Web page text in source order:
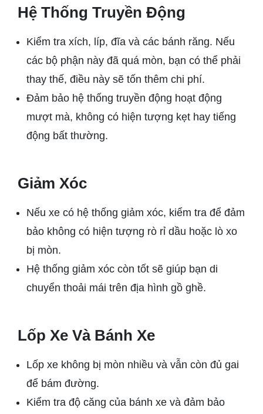
Hệ Thống Truyền Động
Kiểm tra xích, líp, đĩa và các bánh răng. Nếu
các bộ phận này đã quá mòn, bạn có thể phải
thay thế, điều này sẽ tốn thêm chi phí.
Đảm bảo hệ thống truyền động hoạt động
mượt mà, không có hiện tượng kẹt hay tiếng
động bất thường.
Giảm Xóc
Nếu xe có hệ thống giảm xóc, kiểm tra để đảm
bảo không có hiện tượng rò rỉ dầu hoặc lò xo
bị mòn.
Hệ thống giảm xóc còn tốt sẽ giúp bạn di
chuyển thoải mái trên địa hình gồ ghề.
Lốp Xe Và Bánh Xe
Lốp xe không bị mòn nhiều và vẫn còn đủ gai
để bám đường.
Kiểm tra độ căng của bánh xe và đảm bảo